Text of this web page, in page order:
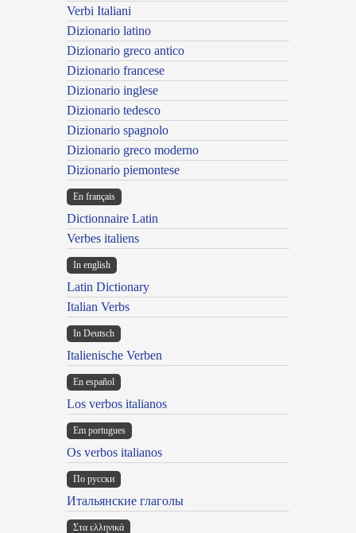
Verbi Italiani
Dizionario latino
Dizionario greco antico
Dizionario francese
Dizionario inglese
Dizionario tedesco
Dizionario spagnolo
Dizionario greco moderno
Dizionario piemontese
En français
Dictionnaire Latin
Verbes italiens
In english
Latin Dictionary
Italian Verbs
In Deutsch
Italienische Verben
En español
Los verbos italianos
Em portugues
Os verbos italianos
По русски
Итальянские глаголы
Στα ελληνικά